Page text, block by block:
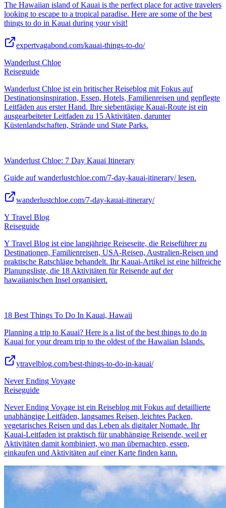
The Hawaiian island of Kauai is the perfect place for active travelers
looking to escape to a tropical paradise. Here are some of the best
things to do in Kauai during your visit!
expertvagabond.com/kauai-things-to-do/
Wanderlust Chloe
Reiseguide
Wanderlust Chloe ist ein britischer Reiseblog mit Fokus auf
Destinationsinspiration, Essen, Hotels, Familienreisen und gepflegte
Leitfäden aus erster Hand. Ihre siebentägige Kauai-Route ist ein
ausgearbeiteter Leitfaden zu 15 Aktivitäten, darunter
Küstenlandschaften, Strände und State Parks.
Wanderlust Chloe: 7 Day Kauai Itinerary
Guide auf wanderlustchloe.com/7-day-kauai-itinerary/ lesen.
wanderlustchloe.com/7-day-kauai-itinerary/
Y Travel Blog
Reiseguide
Y Travel Blog ist eine langjährige Reiseseite, die Reiseführer zu
Destinationen, Familienreisen, USA-Reisen, Australien-Reisen und
praktische Ratschläge behandelt. Ihr Kauai-Artikel ist eine hilfreiche
Planungsliste, die 18 Aktivitäten für Reisende auf der
hawaiianischen Insel organisiert.
18 Best Things To Do In Kauai, Hawaii
Planning a trip to Kauai? Here is a list of the best things to do in
Kauai for your dream trip to the oldest of the Hawaiian Islands.
ytravelblog.com/best-things-to-do-in-kauai/
Never Ending Voyage
Reiseguide
Never Ending Voyage ist ein Reiseblog mit Fokus auf detaillierte
unabhängige Leitfäden, langsames Reisen, leichtes Packen,
vegetarisches Reisen und das Leben als digitaler Nomade. Ihr
Kauai-Leitfaden ist praktisch für unabhängige Reisende, weil er
Aktivitäten damit kombiniert, wo man übernachten, essen,
einkaufen und Aktivitäten auf einer Karte finden kann.